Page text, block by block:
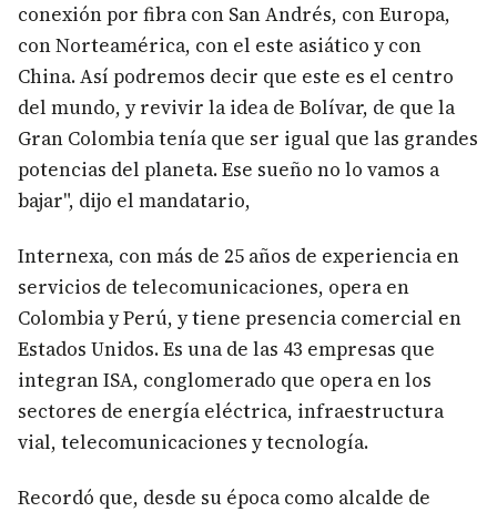
conexión por fibra con San Andrés, con Europa,
con Norteamérica, con el este asiático y con
China. Así podremos decir que este es el centro
del mundo, y revivir la idea de Bolívar, de que la
Gran Colombia tenía que ser igual que las grandes
potencias del planeta. Ese sueño no lo vamos a
bajar", dijo el mandatario,
Internexa, con más de 25 años de experiencia en
servicios de telecomunicaciones, opera en
Colombia y Perú, y tiene presencia comercial en
Estados Unidos. Es una de las 43 empresas que
integran ISA, conglomerado que opera en los
sectores de energía eléctrica, infraestructura
vial, telecomunicaciones y tecnología.
Recordó que, desde su época como alcalde de